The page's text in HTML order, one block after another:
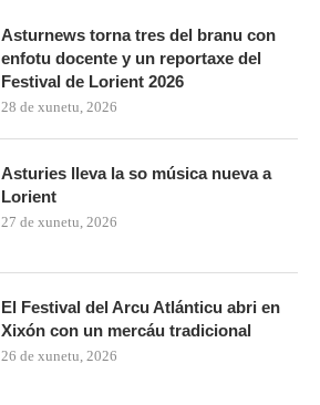
Asturnews torna tres del branu con
enfotu docente y un reportaxe del
Festival de Lorient 2026
28 de xunetu, 2026
Asturies lleva la so música nueva a
Lorient
27 de xunetu, 2026
El Festival del Arcu Atlánticu abri en
Xixón con un mercáu tradicional
26 de xunetu, 2026